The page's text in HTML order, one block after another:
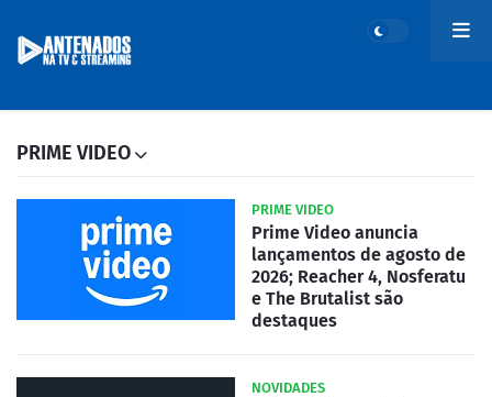
PRIME VIDEO
PRIME VIDEO
Prime Video anuncia
lançamentos de agosto de
2026; Reacher 4, Nosferatu
e The Brutalist são
destaques
NOVIDADES